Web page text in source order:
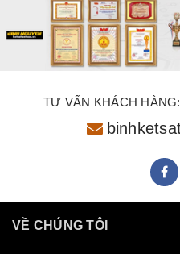
TƯ VẤN KHÁCH HÀNG:
VỀ CHÚNG TÔI